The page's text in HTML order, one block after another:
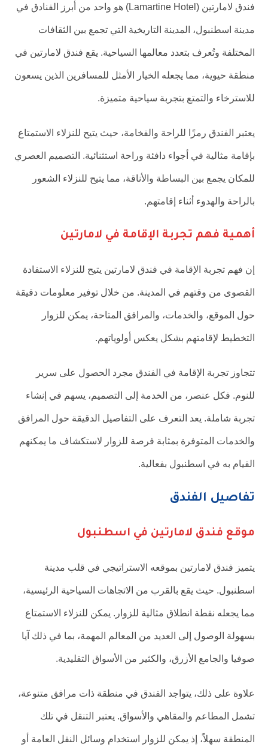
فندق لامارتين (Lamartine Hotel) هو واحد من أبرز الفنادق في
مدينة اسطنبول، المدينة التاريخية التي تجمع بين الثقافات
المختلفة وتُعرف بتعدد معالمها السياحية. يقع فندق لامارتين في
منطقة حيوية، مما يجعله الخيار الأمثل للمسافرين الذين يسعون
للاسترخاء والتمتع بتجربة سياحية متميزة.
يعتبر الفندق رمزًا للراحة والفخامة، حيث يتيح للنزلاء الاستمتاع
بإقامة مثالية في أجواء دافئة وراحة استثنائية. التصميم العصري
للمكان يجمع بين البساطة والأناقة، مما يتيح للنزلاء الشعور
بالراحة والهدوء أثناء إقامتهم.
أهمية فهم تجربة الإقامة في لامارتين
إن فهم تجربة الإقامة في فندق لامارتين يتيح للنزلاء الاستفادة
القصوى من وقتهم في المدينة. من خلال توفير معلومات دقيقة
حول الموقع، والخدمات، والمرافق المتاحة، يمكن للزوار
التخطيط لإقامتهم بشكل يعكس أولوياتهم.
تتجاوز تجربة الإقامة في الفندق مجرد الحصول على سرير
للنوم. فكل عنصر، من الخدمة إلى التصميم، يسهم في إنشاء
تجربة شاملة. يعد التعرف على التفاصيل الدقيقة حول المرافق
والخدمات المتوفرة بمثابة فرصة للزوار لاستكشاف ما يمكنهم
القيام به في اسطنبول بفعالية.
تفاصيل الفندق
موقع فندق لامارتين في اسطنبول
يتميز فندق لامارتين بموقعه الاستراتيجي في قلب مدينة
اسطنبول. حيث يقع بالقرب من الاتجاهات السياحية الرئيسية،
مما يجعله نقطة انطلاق مثالية للزوار. يمكن للنزلاء الاستمتاع
بسهولة الوصول إلى العديد من المعالم المهمة، بما في ذلك آيا
صوفيا والجامع الأزرق، والكثير من الأسواق التقليدية.
علاوة على ذلك، يتواجد الفندق في منطقة ذات مرافق متنوعة،
تشمل المطاعم والمقاهي والأسواق. يعتبر التنقل في تلك
المنطقة سهلاً، إذ يمكن للزوار استخدام وسائل النقل العامة أو